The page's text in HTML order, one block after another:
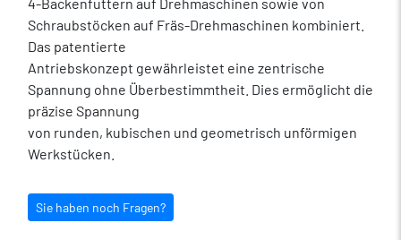
Schraubstöcken auf Fräs-Drehmaschinen kombiniert.
Das patentierte
Antriebskonzept gewährleistet eine zentrische
Spannung ohne Überbestimmtheit. Dies ermöglicht die
präzise Spannung
von runden, kubischen und geometrisch unförmigen
Werkstücken.
Sie haben noch Fragen?